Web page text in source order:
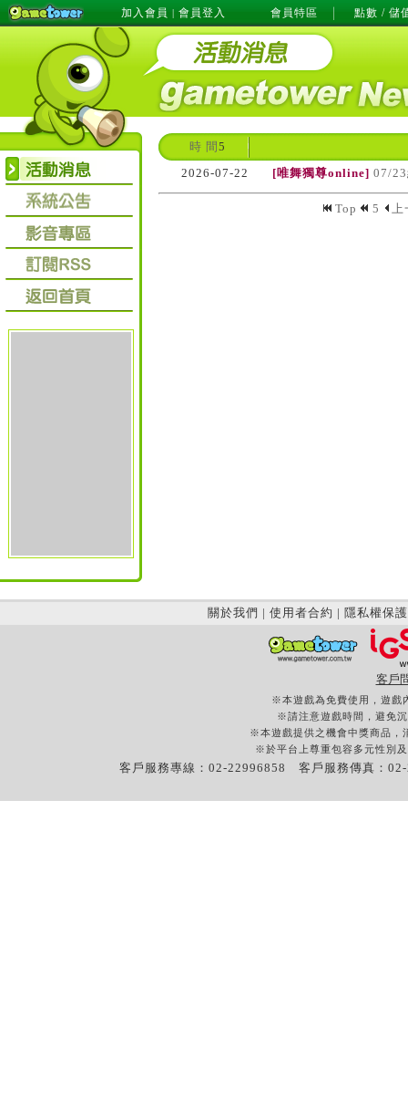
加入會員 | 會員登入 會員特區 點數 / 儲
時 間 5
2026-07-22
[唯舞獨尊online] 07/
Top 5 上
關於我們 | 使用者合約 | 隱私權保護
客戶
※本遊戲為免費使用，遊戲
※請注意遊戲時間，避免
※本遊戲提供之機會中獎商品，
※於平台上尊重包容多元性別
客戶服務專線：02-22996858 客戶服務傳真：